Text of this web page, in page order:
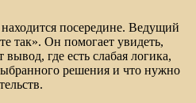
посередине. Ведущий
так». Он помогает увидеть,
где есть слабая логика,
решения и что нужно